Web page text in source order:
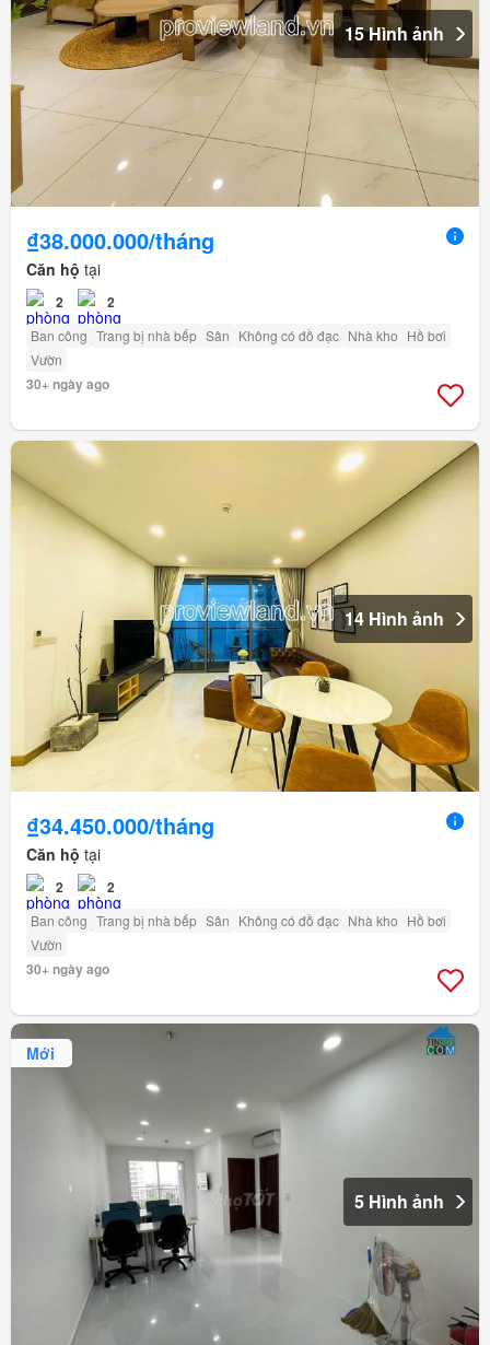
15 Hình ảnh
₫38.000.000/tháng
Căn hộ tại
2 2
Ban công Trang bị nhà bếp Sân Không có đồ đạc Nhà kho Hồ bơi
Vườn
30+ ngày ago
14 Hình ảnh
₫34.450.000/tháng
Căn hộ tại
2 2
Ban công Trang bị nhà bếp Sân Không có đồ đạc Nhà kho Hồ bơi
Vườn
30+ ngày ago
Mới
5 Hình ảnh